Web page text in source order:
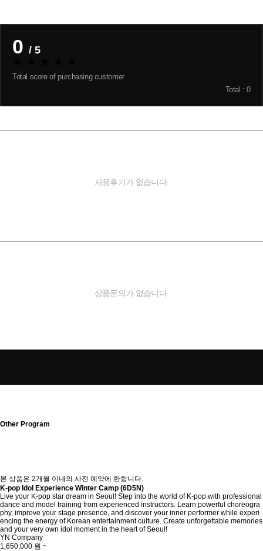
0 / 5
Total score of purchasing customer
Total : 0
사용후기가 없습니다.
상품문의가 없습니다.
Other Program
본 상품은 2개월 이내의 사전 예약에 한합니다.
K-pop Idol Experience Winter Camp (6D5N)
Live your K-pop star dream in Seoul! Step into the world of K-pop with professional
dance and model training from experienced instructors. Learn powerful choreogra
phy, improve your stage presence, and discover your inner performer while experi
encing the energy of Korean entertainment culture. Create unforgettable memories
and your very own idol moment in the heart of Seoul!
YN Company
1,650,000 원 ~